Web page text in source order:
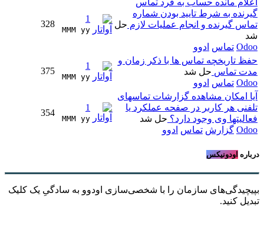
اعلام مانده حساب به فرد تماس
گیرنده به شرط تایید بودن شماره
تماس گیرنده و انجام عملیات لازم حل
شد
Odoo تماس ادوو
1
MMM yy
328
حفظ تاریخچه تماس ها با ذکر زمان و
مدت تماس حل شد
Odoo تماس ادوو
1
MMM yy
375
آیا امکان مشاهده گزارشات تماسهای
تلفنی هر کاربر در صفحه عملکرد یا
فعالیتها وی وجود دارد؟ حل شد
Odoo گزارش تماس ادوو
1
MMM yy
354
درباره اودونیکس
بپیچیدگی‌های سازمان را با شخصی‌سازی اودوو به سادگیِ یک کلیک
تبدیل کنید.